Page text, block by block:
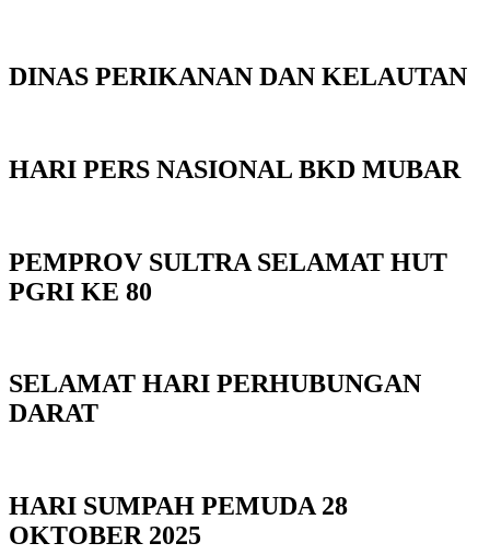
DINAS PERIKANAN DAN KELAUTAN
HARI PERS NASIONAL BKD MUBAR
PEMPROV SULTRA SELAMAT HUT
PGRI KE 80
SELAMAT HARI PERHUBUNGAN
DARAT
HARI SUMPAH PEMUDA 28
OKTOBER 2025